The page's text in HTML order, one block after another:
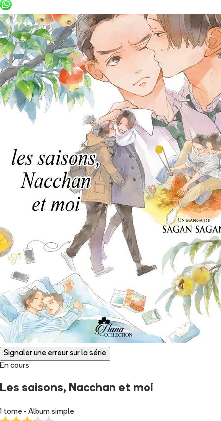
Signaler une erreur sur la série
En cours
Les saisons, Nacchan et moi
1 tome - Album simple